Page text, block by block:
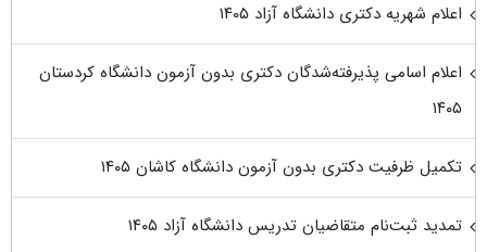
اعلام شهریه دکتری دانشگاه آزاد ۱۴۰۵
اعلام اسامی پذیرفته‌شدگان دکتری بدون آزمون دانشگاه کردستان
۱۴۰۵
تکمیل ظرفیت دکتری بدون آزمون دانشگاه کاشان ۱۴۰۵
تمدید ثبت‌نام متقاضیان تدریس دانشگاه آزاد ۱۴۰۵